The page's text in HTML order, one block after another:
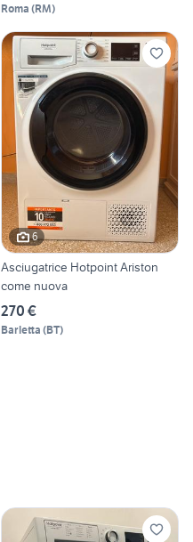
Roma (RM)
6
Asciugatrice Hotpoint Ariston
come nuova
270 €
Barletta (BT)